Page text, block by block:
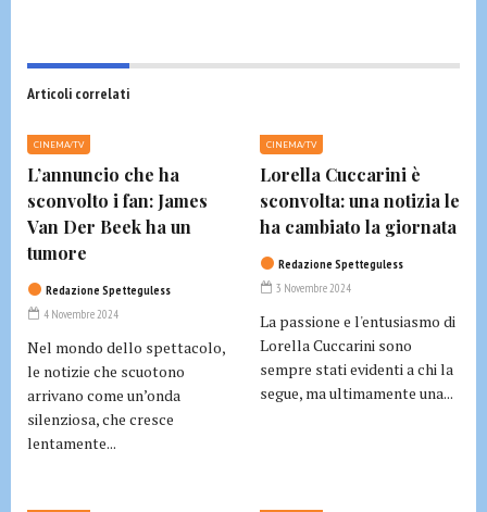
Articoli correlati
CINEMA/TV
L’annuncio che ha
sconvolto i fan: James
Van Der Beek ha un
tumore
Redazione Spetteguless
4 Novembre 2024
Nel mondo dello spettacolo,
le notizie che scuotono
arrivano come un’onda
silenziosa, che cresce
lentamente...
CINEMA/TV
Lorella Cuccarini è
sconvolta: una notizia le
ha cambiato la giornata
Redazione Spetteguless
3 Novembre 2024
La passione e l'entusiasmo di
Lorella Cuccarini sono
sempre stati evidenti a chi la
segue, ma ultimamente una...